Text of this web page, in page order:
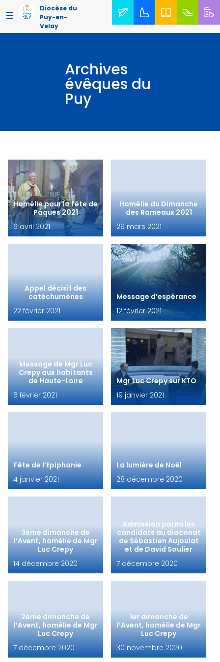
Diocèse du
Puy-en-
Velay
Archives
évêques du
Puy
Homélie pour la fête de
Pâques 2021
6 avril 2021
Homélie du Dimanche
des Rameaux 2021
29 mars 2021
Appel décisif des
catéchumènes
22 février 2021
Message d’espérance
12 février 2021
Message de Mgr Luc
Crepy aux habitants
de Haute-Loire
6 février 2021
Mgr Luc Crepy sur KTO
19 janvier 2021
Fête de l’Epiphanie
4 janvier 2021
La lumière de Noël
28 décembre 2020
3ème dimanche de
l’Avent, homélie de Mgr
Luc Crepy
14 décembre 2020
Admission parmi les
candidats au diaconat
de Sébastien Aujoulat
et de David Soulier
7 décembre 2020
2ème dimanche de
l’Avent, homélie de Mgr
Luc Crepy
7 décembre 2020
1er dimanche de
l’Avent, homélie de Mgr
Luc Crepy
30 novembre 2020